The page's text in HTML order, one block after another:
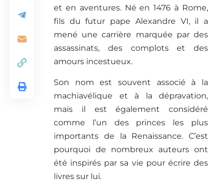
et en aventures. Né en 1476 à Rome,
fils du futur pape Alexandre VI, il a
mené une carrière marquée par des
assassinats, des complots et des
amours incestueux.
Son nom est souvent associé à la
machiavélique et à la dépravation,
mais il est également considéré
comme l’un des princes les plus
importants de la Renaissance. C’est
pourquoi de nombreux auteurs ont
été inspirés par sa vie pour écrire des
livres sur lui.